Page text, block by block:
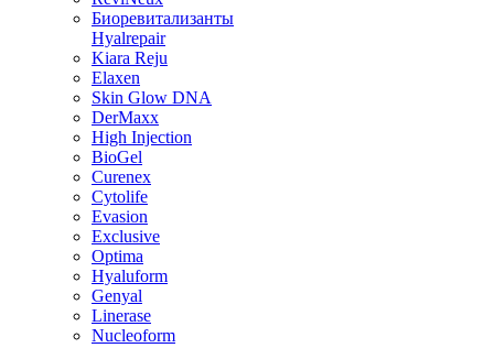
Биоревитализанты
Hyalrepair
Kiara Reju
Elaxen
Skin Glow DNA
DerMaxx
High Injection
BioGel
Curenex
Cytolife
Evasion
Exclusive
Optima
Hyaluform
Genyal
Linerase
Nucleoform